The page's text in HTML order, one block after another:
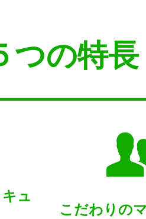
つの特長
ュ
こだわりの